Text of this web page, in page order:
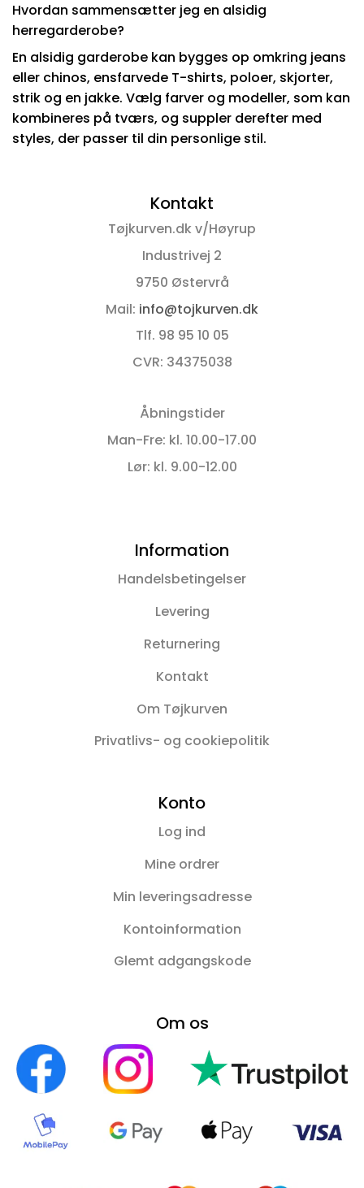
Hvordan sammensætter jeg en alsidig
herregarderobe?
En alsidig garderobe kan bygges op omkring jeans
eller chinos, ensfarvede T-shirts, poloer, skjorter,
strik og en jakke. Vælg farver og modeller, som kan
kombineres på tværs, og suppler derefter med
styles, der passer til din personlige stil.
Kontakt
Tøjkurven.dk v/Høyrup
Industrivej 2
9750 Østervrå
Mail: info@tojkurven.dk
Tlf. 98 95 10 05
CVR: 34375038
Åbningstider
Man-Fre: kl. 10.00-17.00
Lør: kl. 9.00-12.00
Information
Handelsbetingelser
Levering
Returnering
Kontakt
Om Tøjkurven
Privatlivs- og cookiepolitik
Konto
Log ind
Mine ordrer
Min leveringsadresse
Kontoinformation
Glemt adgangskode
Om os